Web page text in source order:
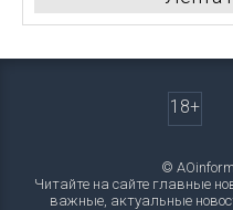
18+
©
Читайте на сайте главные
важные, актуальные